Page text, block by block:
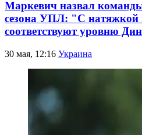
Маркевич назвал
сезона УПЛ: "С натяжкой
соответствуют уровню
30 мая, 12:16 Украина